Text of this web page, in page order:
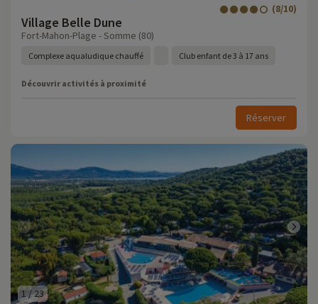
Village Belle Dune
(8/10)
Fort-Mahon-Plage - Somme (80)
Complexe aqualudique chauffé Club enfant de 3 à 17 ans
Découvrir activités à proximité
Réserver
1 /23